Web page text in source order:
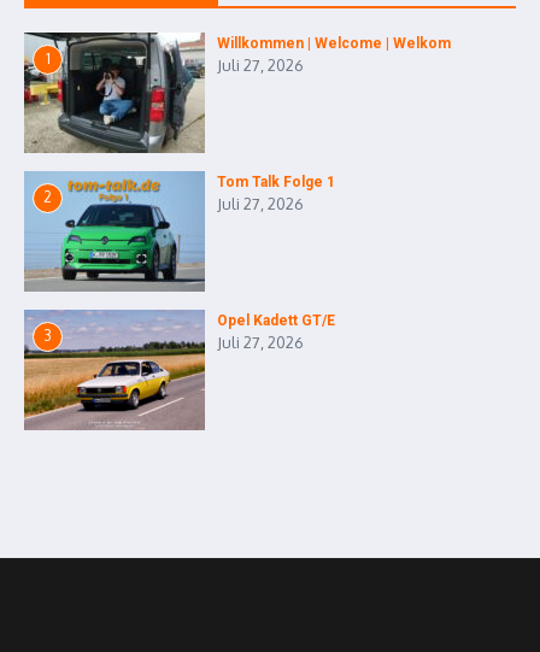
1
Willkommen | Welcome | Welkom
Juli 27, 2026
2
Tom Talk Folge 1
Juli 27, 2026
3
Opel Kadett GT/E
Juli 27, 2026